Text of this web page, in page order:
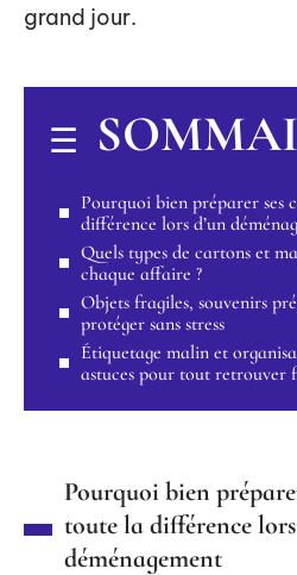
grand jour.
Pourquoi bien préparer ses
différence lors d’un
Quels types de cartons et
chaque affaire ?
Objets fragiles, souvenirs
protéger sans stress
Étiquetage malin et
astuces pour tout retrouver
Pourquoi bien
toute la différence lors
déménagement